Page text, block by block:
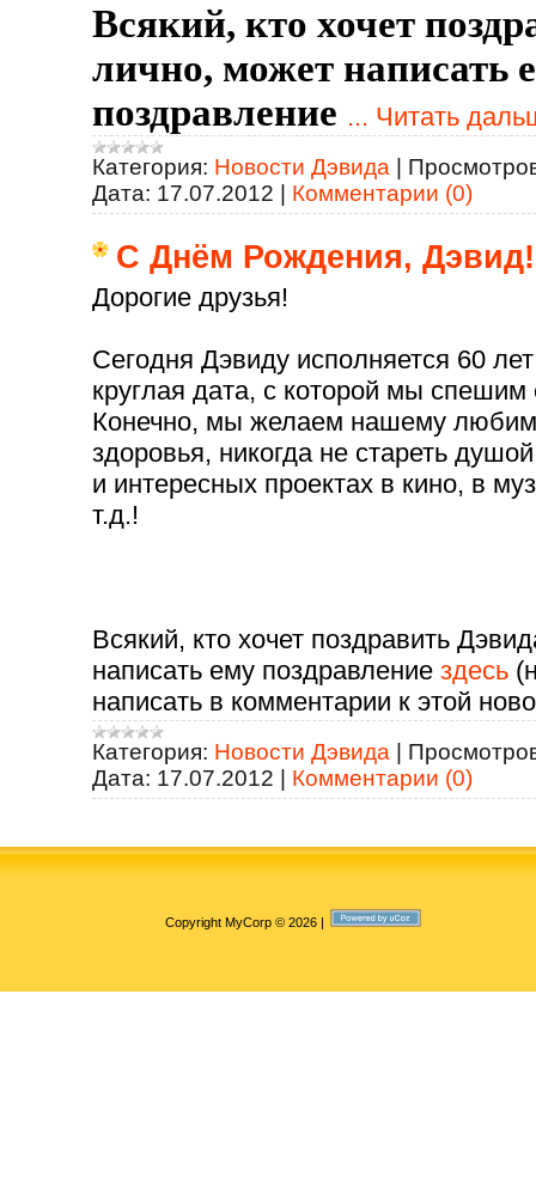
Всякий, кто хочет
лично, может написать
поздравление ... Читать
Категория: Новости Дэвида
Дата: 17.07.2012 Комментарии (0)
С Днём Рождения, Дэвид!
Дорогие друзья!
Сегодня Дэвиду исполняется 60
круглая дата, с которой мы спешим
Конечно, мы желаем нашему
здоровья, никогда не стареть
и интересных проектах в кино, в
т.д.!
Всякий, кто хочет поздравить
написать ему поздравление здесь
написать в комментарии к этой
Категория: Новости Дэвида |
Дата: 17.07.2012 | Комментарии (0)
Copyright MyCorp © 2026|